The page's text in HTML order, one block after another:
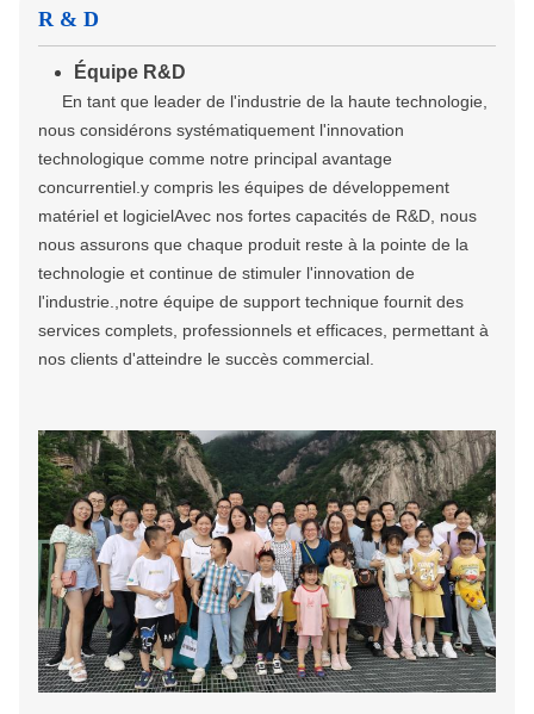
R & D
Équipe R&D
En tant que leader de l'industrie de la haute technologie,
nous considérons systématiquement l'innovation
technologique comme notre principal avantage
concurrentiel.y compris les équipes de développement
matériel et logicielAvec nos fortes capacités de R&D, nous
nous assurons que chaque produit reste à la pointe de la
technologie et continue de stimuler l'innovation de
l'industrie.,notre équipe de support technique fournit des
services complets, professionnels et efficaces, permettant à
nos clients d'atteindre le succès commercial.